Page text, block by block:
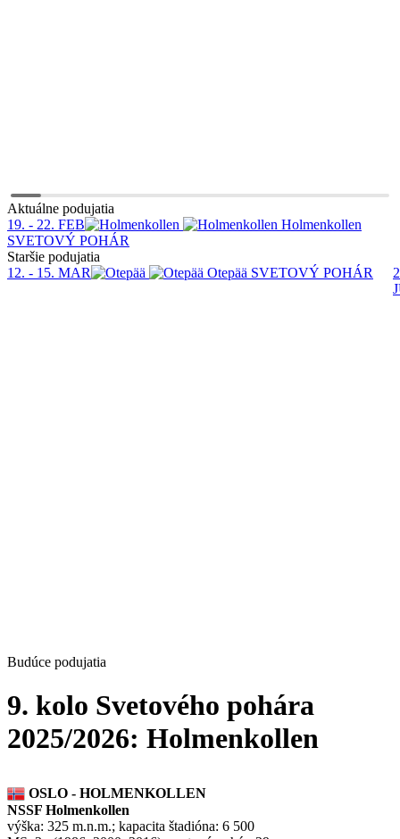
Aktuálne podujatia
19. - 22. FEB
Holmenkollen
SVETOVÝ POHÁR
Staršie podujatia
12. - 15. MAR
Otepää SVETOVÝ POHÁR
Budúce podujatia
9. kolo Svetového pohára
2025/2026: Holmenkollen
OSLO - HOLMENKOLLEN
NSSF Holmenkollen
výška: 325 m.n.m.; kapacita štadióna: 6 500